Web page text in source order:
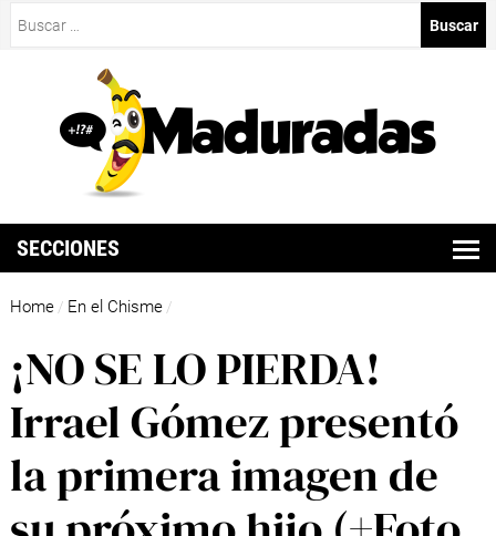
SECCIONES
Home / En el Chisme /
¡NO SE LO PIERDA!
Irrael Gómez presentó
la primera imagen de